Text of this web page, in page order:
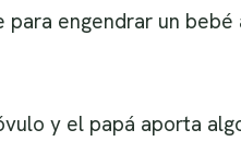
para engendrar un
y el papá aporta